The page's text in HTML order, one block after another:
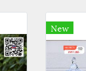
New